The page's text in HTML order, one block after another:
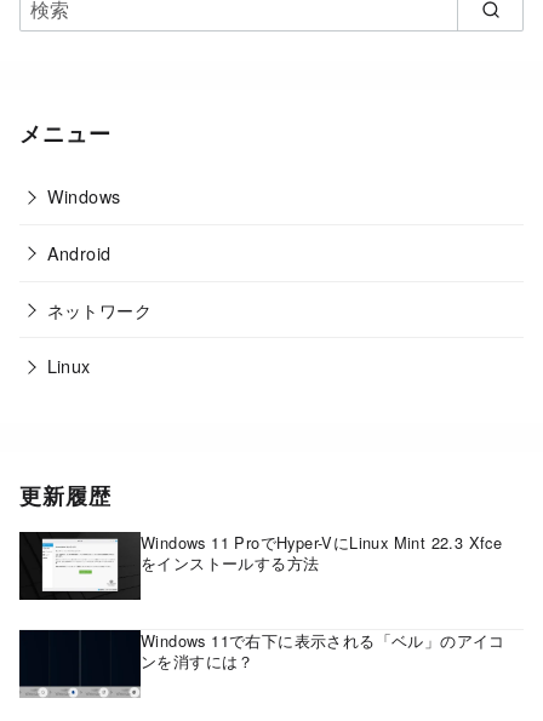
メニュー
Windows
Android
ネットワーク
Linux
更新履歴
Windows 11 ProでHyper-VにLinux Mint 22.3 Xfce
をインストールする方法
Windows 11で右下に表示される「ベル」のアイコ
ンを消すには？